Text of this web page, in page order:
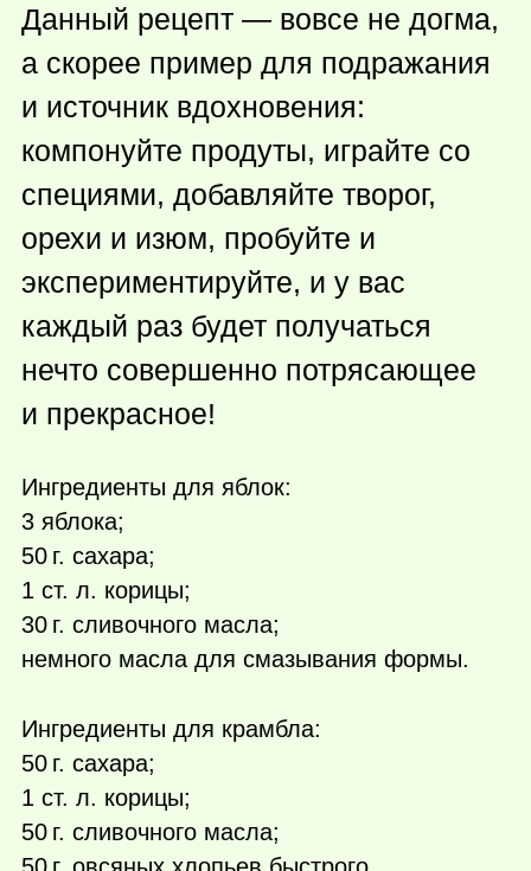
Данный рецепт — вовсе не догма,
а скорее пример для подражания
и источник вдохновения:
компонуйте продуты, играйте со
специями, добавляйте творог,
орехи и изюм, пробуйте и
экспериментируйте, и у вас
каждый раз будет получаться
нечто совершенно потрясающее
и прекрасное!
Ингредиенты для яблок:
3 яблока;
50 г. сахара;
1 ст. л. корицы;
30 г. сливочного масла;
немного масла для смазывания формы.
Ингредиенты для крамбла:
50 г. сахара;
1 ст. л. корицы;
50 г. сливочного масла;